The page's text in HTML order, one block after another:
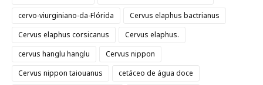
cervo-viurginiano-da-Flórida
Cervus elaphus bactrianus
Cervus elaphus corsicanus
Cervus elaphus.
cervus hanglu hanglu
Cervus nippon
Cervus nippon taiouanus
cetáceo de água doce